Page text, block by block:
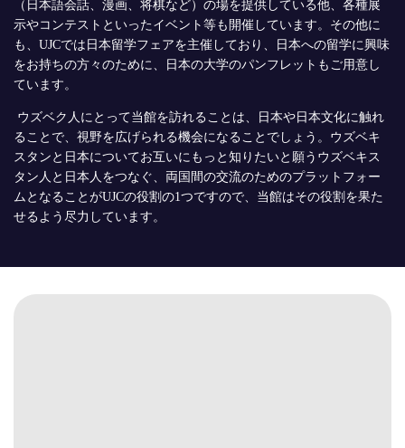
（日本語会話、漫画、将棋など）の場を提供している他、各種展
示やコンテストといったイベント等も開催しています。その他に
も、UJCでは日本留学フェアを主催しており、日本への留学に興味
をお持ちの方々のために、日本の大学のパンフレットもご用意し
ています。
ウズベク人にとって当館を訪れることは、日本や日本文化に触れ
ることで、視野を広げられる機会になることでしょう。ウズベキ
スタンと日本についてお互いにもっと知りたいと願うウズベキス
タン人と日本人をつなぐ、両国間の交流のためのプラットフォー
ムとなることがUJCの役割の1つですので、当館はその役割を果た
せるよう尽力しています。